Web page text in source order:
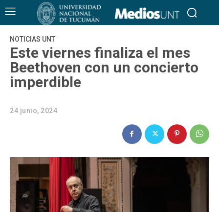
NOTICIAS UNT
Este viernes finaliza el mes
Beethoven con un concierto
imperdible
24 junio, 2024